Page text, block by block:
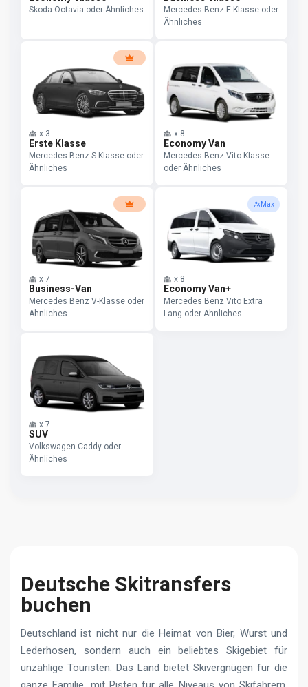
Skoda Octavia oder Ähnliches
Mercedes Benz E-Klasse oder
Ähnliches
x 3
Erste Klasse
Mercedes Benz S-Klasse oder
Ähnliches
x 8
Economy Van
Mercedes Benz Vito-Klasse
oder Ähnliches
x 7
Business-Van
Mercedes Benz V-Klasse oder
Ähnliches
Max
x 8
Economy Van+
Mercedes Benz Vito Extra
Lang oder Ähnliches
x 7
SUV
Volkswagen Caddy oder
Ähnliches
Deutsche Skitransfers
buchen
Deutschland ist nicht nur die Heimat von Bier, Wurst und
Lederhosen, sondern auch ein beliebtes Skigebiet für
unzählige Touristen. Das Land bietet Skivergnügen für die